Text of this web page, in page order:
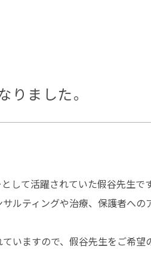
ました。
して活躍されていた假谷先生で
ルティングや治療、保護者へ
いますので、假谷先生をご希望